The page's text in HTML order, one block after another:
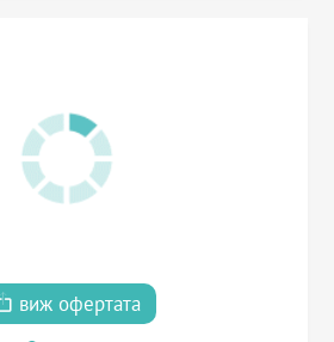
виж офертата